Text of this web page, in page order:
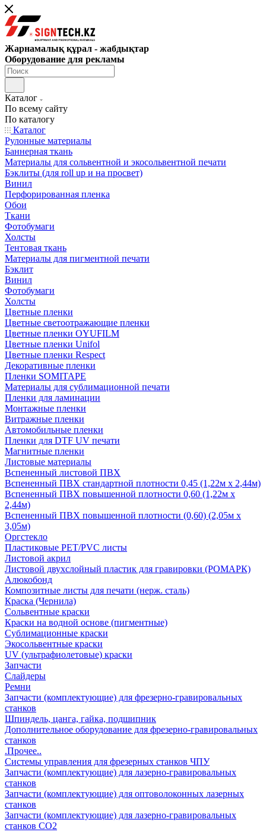
Жарнамалық құрал - жабдықтар
Оборудование для рекламы
Каталог
По всему сайту
По каталогу
Каталог
Рулонные материалы
Баннерная ткань
Материалы для сольвентной и экосольвентной печати
Бэклиты (для roll up и на просвет)
Винил
Перфорированная пленка
Обои
Ткани
Фотобумаги
Холсты
Тентовая ткань
Материалы для пигментной печати
Бэклит
Винил
Фотобумаги
Холсты
Цветные пленки
Цветные светоотражающие пленки
Цветные пленки OYUFILM
Цветные пленки Unifol
Цветные пленки Respect
Декоративные пленки
Пленки SOMITAPE
Материалы для сублимационной печати
Пленки для ламинации
Монтажные пленки
Витражные пленки
Автомобильные пленки
Пленки для DTF UV печати
Магнитные пленки
Листовые материалы
Вспененный листовой ПВХ
Вспененный ПВХ стандартной плотности 0,45 (1,22м х 2,44м)
Вспененный ПВХ повышенной плотности 0,60 (1,22м х
2,44м)
Вспененный ПВХ повышенной плотности (0,60) (2,05м х
3,05м)
Оргстекло
Пластиковые PET/PVC листы
Листовой акрил
Листовой двухслойный пластик для гравировки (РОМАРК)
Алюкобонд
Композитные листы для печати (нерж. сталь)
Краска (Чернила)
Сольвентные краски
Краски на водной основе (пигментные)
Сублимационные краски
Экосольвентные краски
UV (ультрафиолетовые) краски
Запчасти
Слайдеры
Ремни
Запчасти (комплектующие) для фрезерно-гравировальных
станков
Шпиндель, цанга, гайка, подшипник
Дополнительное оборудование для фрезерно-гравировальных
станков
.Прочее..
Системы управления для фрезерных станков ЧПУ
Запчасти (комплектующие) для лазерно-гравировальных
станков
Запчасти (комплектующие) для оптоволоконных лазерных
станков
Запчасти (комплектующие) для лазерно-гравировальных
станков CO2